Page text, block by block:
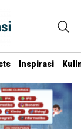
Inspirasi